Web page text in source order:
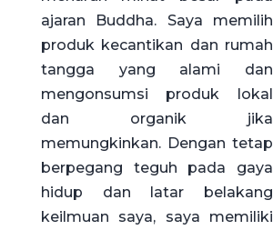
ajaran Buddha. Saya memilih
produk kecantikan dan rumah
tangga yang alami dan
mengonsumsi produk lokal
dan organik jika
memungkinkan. Dengan tetap
berpegang teguh pada gaya
hidup dan latar belakang
keilmuan saya, saya memiliki